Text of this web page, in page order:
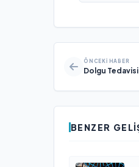
ÖNCEKI HABER
Dolgu Tedavisi
BENZER